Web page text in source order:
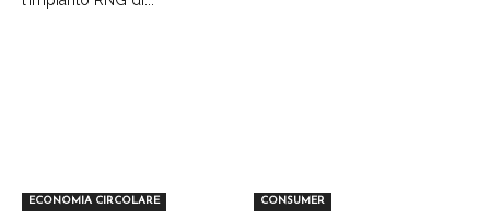
ECONOMIA CIRCOLARE CONSUMER